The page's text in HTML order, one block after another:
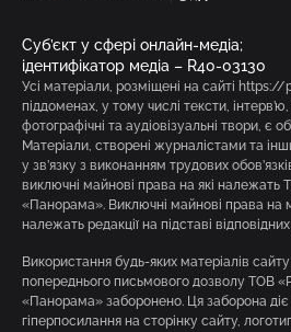
Суб’єкт у сфері онлайн-медіа;
ідентифікатор медіа – R40-03130
Усі матеріали, розміщені на сайті
піддоменах, у тому числі тексти,
фотографічні та аудіовізуальні твори, є
Матеріали, створені журналістами та
у зв’язку з виконанням трудових
виключні майнові права на які належать
«Панорама». Виключні майнові права на
належать редакції на підставі
Використання будь-яких матеріалів
попереднього письмового дозволу ТОВ
«Панорама» заборонено. Ця заборона діє
гіперпосилання на сторінку сайту,